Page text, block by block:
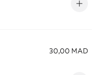
30,00 MAD